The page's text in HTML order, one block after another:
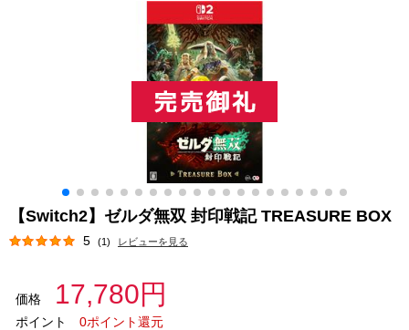
【Switch2】ゼルダ無双 封印戦記 TREASURE BOX
5 (1) レビューを見る
価格 17,780円
ポイント 0ポイント還元